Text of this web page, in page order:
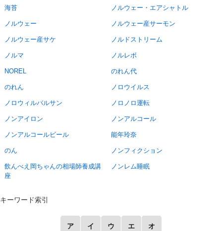
海苔 ノルウェー・エアシャトル
ノルウェー ノルウェー産サーモン
ノルウェー産サケ ノルドストリーム
ノルマ ノルレボ
NOREL のれん代
のれん ノロウイルス
ノロウィルバルサン ノロノロ運転
ノンアイロン ノンアルコール
ノンアルコールビール 能年玲奈
のん ノンフィクション
飲んべえ岡ちゃんの相場師養成講
座
ノンレム睡眠
キーワード索引
ア イ ウ エ オ